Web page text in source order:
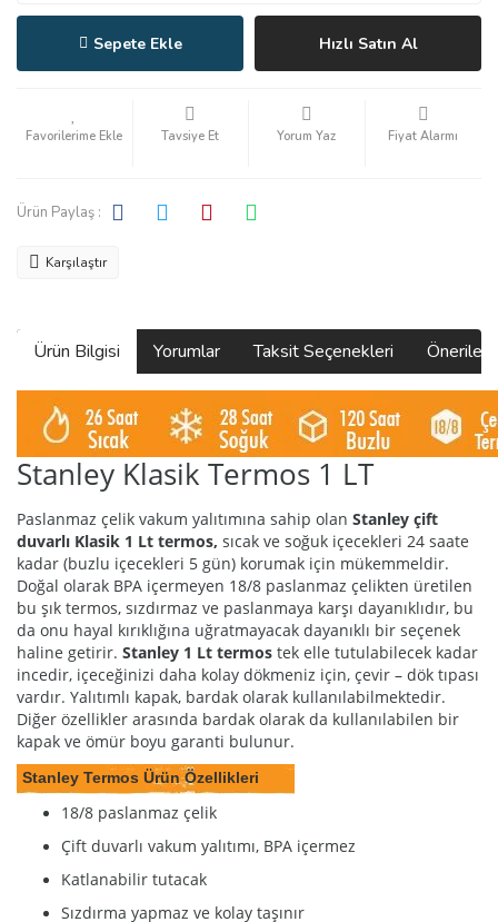
Sepete Ekle Hızlı Satın Al
Tavsiye Et Yorum Yaz Fiyat Alarmı
Ürün Paylaş :
Karşılaştır
Ürün Bilgisi Yorumlar Taksit Seçenekleri
Stanley Klasik Termos 1 LT
Paslanmaz çelik vakum yalıtımına sahip olan Stanley çift
duvarlı Klasik 1 Lt termos, sıcak ve soğuk içecekleri 24 saate
kadar (buzlu içecekleri 5 gün) korumak için mükemmeldir.
Doğal olarak BPA içermeyen 18/8 paslanmaz çelikten üretilen
bu şık termos, sızdırmaz ve paslanmaya karşı dayanıklıdır, bu
da onu hayal kırıklığına uğratmayacak dayanıklı bir seçenek
haline getirir. Stanley 1 Lt termos tek elle tutulabilecek kadar
incedir, içeceğinizi daha kolay dökmeniz için, çevir – dök tıpası
vardır. Yalıtımlı kapak, bardak olarak kullanılabilmektedir.
Diğer özellikler arasında bardak olarak da kullanılabilen bir
kapak ve ömür boyu garanti bulunur.
Stanley Termos Ürün Özellikleri
18/8 paslanmaz çelik
Çift duvarlı vakum yalıtımı, BPA içermez
Katlanabilir tutacak
Sızdırma yapmaz ve kolay taşınır